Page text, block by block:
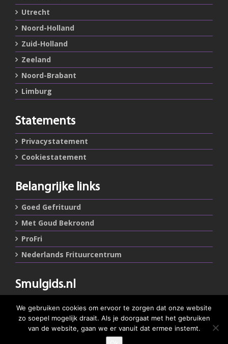
Utrecht
Noord-Holland
Zuid-Holland
Zeeland
Noord-Brabant
Limburg
Statements
Privacystatement
Cookiestatement
Belangrijke links
Goed Gefrituurd
Met Goud Bekroond
ProFri
Nederlands Frituurcentrum
Smulgids.nl
Blaarthemseweg 72
5502 JW Veldhoven
We gebruiken cookies om ervoor te zorgen dat onze website
zo soepel mogelijk draait. Als je doorgaat met het gebruiken
van de website, gaan we er vanuit dat ermee instemt.